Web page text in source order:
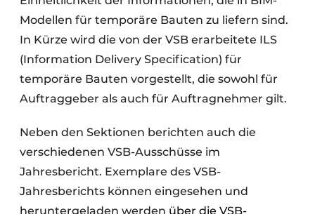
Modellen für temporäre Bauten zu liefern sind.
In Kürze wird die von der VSB erarbeitete ILS
(Information Delivery Specification) für
temporäre Bauten vorgestellt, die sowohl für
Auftraggeber als auch für Auftragnehmer gilt.
Neben den Sektionen berichten auch die
verschiedenen VSB-Ausschüsse im
Jahresbericht. Exemplare des VSB-
Jahresberichts können eingesehen und
heruntergeladen werden über die VSB-